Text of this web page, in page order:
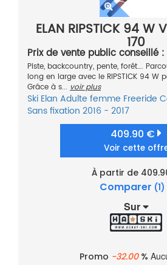
ELAN RIPSTICK 94 W
170
Prix de vente public conseillé
Piste, backcountry, pente, forêt….
long en large avec le RIPSTICK 94 W
Grâce à s... voir plus
Ski Elan Adulte femme Freeride
Sans fixation 2016 - 2017
409.90 €
Voir cette
À partir de
Comparer (1)
Sur
Promo -32.00%